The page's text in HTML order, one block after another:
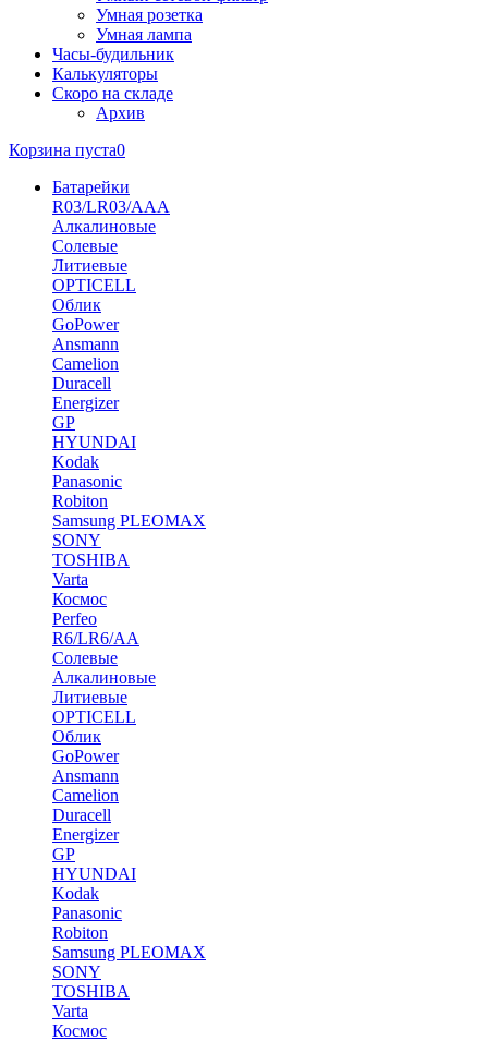
Умная розетка
Умная лампа
Часы-будильник
Калькуляторы
Скоро на складе
Архив
Корзина пуста0
Батарейки
R03/LR03/AAA
Алкалиновые
Солевые
Литиевые
OPTICELL
Облик
GoPower
Ansmann
Camelion
Duracell
Energizer
GP
HYUNDAI
Kodak
Panasonic
Robiton
Samsung PLEOMAX
SONY
TOSHIBA
Varta
Космос
Perfeo
R6/LR6/AA
Солевые
Алкалиновые
Литиевые
OPTICELL
Облик
GoPower
Ansmann
Camelion
Duracell
Energizer
GP
HYUNDAI
Kodak
Panasonic
Robiton
Samsung PLEOMAX
SONY
TOSHIBA
Varta
Космос